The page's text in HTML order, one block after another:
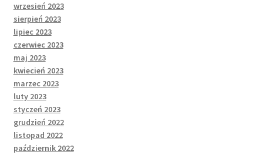
wrzesień 2023
sierpień 2023
lipiec 2023
czerwiec 2023
maj 2023
kwiecień 2023
marzec 2023
luty 2023
styczeń 2023
grudzień 2022
listopad 2022
październik 2022